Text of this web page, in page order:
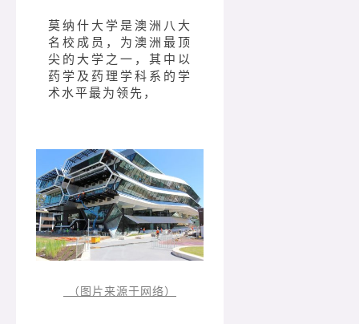
莫纳什大学是澳洲八大
名校成员，为澳洲最顶
尖的大学之一，其中以
药学及药理学科系的学
术水平最为领先，
（图片来源于网络）